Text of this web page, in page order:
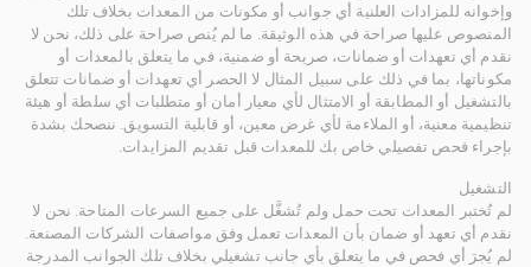
وإخوانه للمزادات العلنية أي جوانب أو مكونات من المعدات بخلاف تلك
المنصوص عليها صراحة في هذه الوثيقة. ما لم يُنص صراحة على ذلك، نحن لا
نقدم أي تعهدات أو ضمانات، صريحة أو ضمنية، في ما يتعلق بالمعدات أو
مكوناتها، بما في ذلك على سبيل المثال لا الحصر أي تعهدات أو ضمانات تتعلق
بالتشغيل أو المطابقة أو الامتثال لأي معيار أمان أو متطلبات أي سلطة أو هيئة
تنظيمية معنية، أو الملاءمة لأي غرض معين، أو قابلية التسويق. ننصحك بشدة
بإجراء فحص تفصيلي خاص بك للمعدات قبل تقديم المزايدات.
التشغيل
لم تُختبر المعدات تحت حمل ولم تُشغَّل على جميع السرعات المتاحة. نحن لا
نقدم أي تعهد أو ضمان بأن المعدات تعمل وفق مواصفات الشركات المصنعة.
لم يُجرَ أي فحص في ما يتعلق بأي جانب تشغيلي بخلاف تلك الجوانب المدرجة